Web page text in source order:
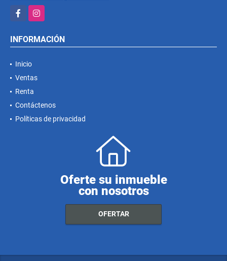
FacebookInstagram
INFORMACIÓN
Inicio
Ventas
Renta
Contáctenos
Políticas de privacidad
Oferte su inmueble
con nosotros
OFERTAR